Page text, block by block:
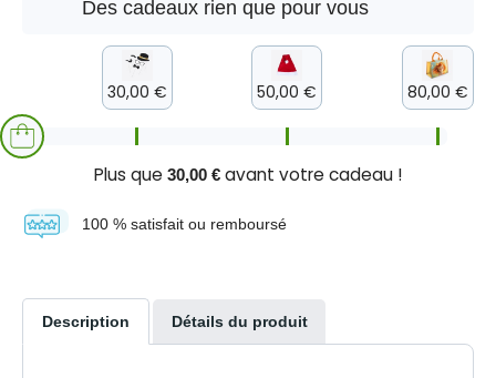
Des cadeaux rien que pour vous
30,00 € 50,00 € 80,00 €
Plus que 30,00 € avant votre cadeau !
100 % satisfait ou remboursé
Description Détails du produit